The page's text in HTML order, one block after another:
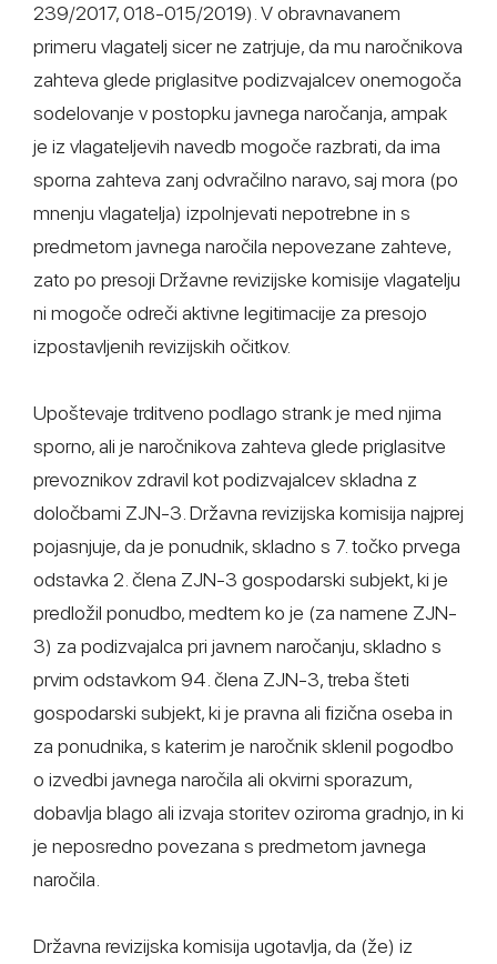
239/2017, 018-015/2019). V obravnavanem
primeru vlagatelj sicer ne zatrjuje, da mu naročnikova
zahteva glede priglasitve podizvajalcev onemogoča
sodelovanje v postopku javnega naročanja, ampak
je iz vlagateljevih navedb mogoče razbrati, da ima
sporna zahteva zanj odvračilno naravo, saj mora (po
mnenju vlagatelja) izpolnjevati nepotrebne in s
predmetom javnega naročila nepovezane zahteve,
zato po presoji Državne revizijske komisije vlagatelju
ni mogoče odreči aktivne legitimacije za presojo
izpostavljenih revizijskih očitkov.
Upoštevaje trditveno podlago strank je med njima
sporno, ali je naročnikova zahteva glede priglasitve
prevoznikov zdravil kot podizvajalcev skladna z
določbami ZJN-3. Državna revizijska komisija najprej
pojasnjuje, da je ponudnik, skladno s 7. točko prvega
odstavka 2. člena ZJN-3 gospodarski subjekt, ki je
predložil ponudbo, medtem ko je (za namene ZJN-
3) za podizvajalca pri javnem naročanju, skladno s
prvim odstavkom 94. člena ZJN-3, treba šteti
gospodarski subjekt, ki je pravna ali fizična oseba in
za ponudnika, s katerim je naročnik sklenil pogodbo
o izvedbi javnega naročila ali okvirni sporazum,
dobavlja blago ali izvaja storitev oziroma gradnjo, in ki
je neposredno povezana s predmetom javnega
naročila.
Državna revizijska komisija ugotavlja, da (že) iz